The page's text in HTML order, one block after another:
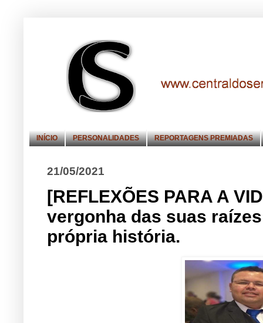
INÍCIO PERSONALIDADES REPORTAGENS PREMIADAS
21/05/2021
[REFLEXÕES PARA A
vergonha das suas
própria história.